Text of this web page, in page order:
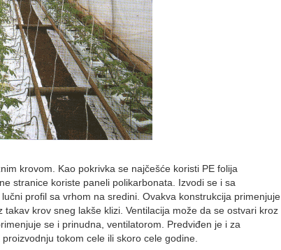
krovom. Kao pokrivka se najčešće koristi PE folija
stranice koriste paneli polikarbonata. Izvodi se i sa
profil sa vrhom na sredini. Ovakva konstrukcija primenjuje
krov sneg lakše klizi. Ventilacija može da se ostvari kroz
se i prinudna, ventilatorom. Predviđen je i za
tokom cele ili skoro cele godine.